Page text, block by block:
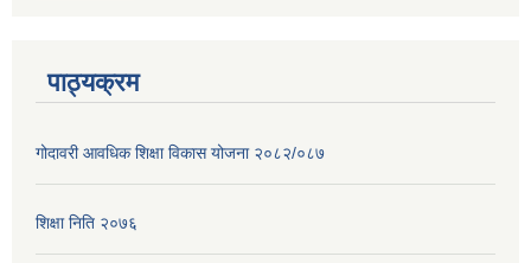
पाठ्यक्रम
गोदावरी आवधिक शिक्षा विकास योजना २०८२/०८७
शिक्षा निति २०७६